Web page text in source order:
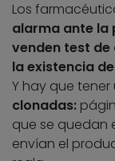
Los
alarma ante la
venden test
la existencia
Y hay que
clonadas:
que se quedan
envían el